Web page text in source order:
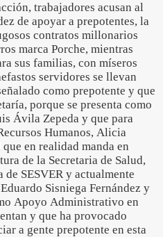
trabajadores acusan al
de apoyar a prepotentes, la
contratos millonarios
marca Porche, mientras
sus familias, con míseros
servidores se llevan
como prepotente y que
porque se presenta como
Ávila Zepeda y que para
Humanos, Alicia
en realidad manda en
de la Secretaria de Salud,
SESVER y actualmente
Sisniega Fernández y
Apoyo Administrativo en
y que ha provocado
a gente prepotente en esta